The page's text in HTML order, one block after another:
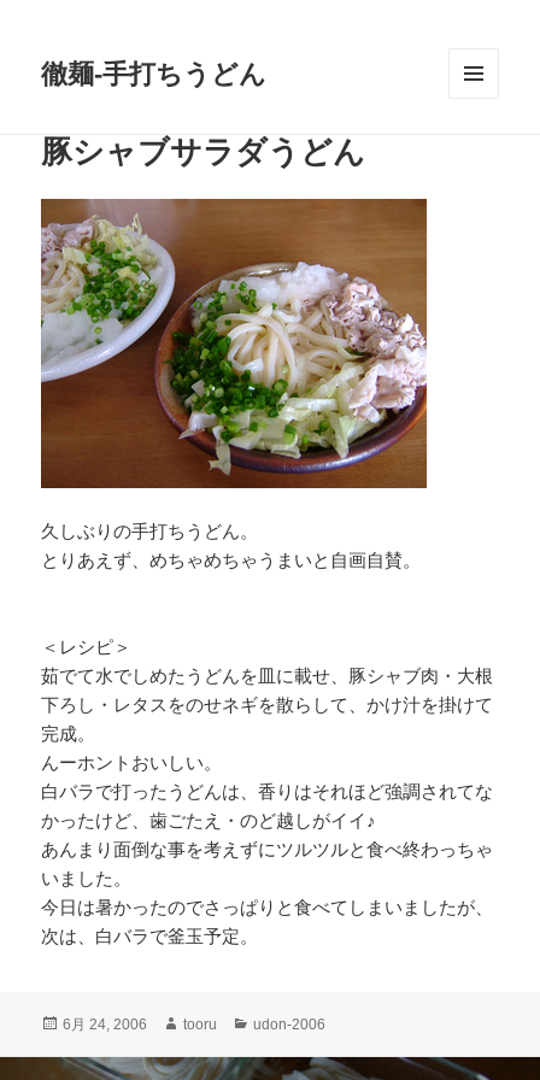
徹麺-手打ちうどん
豚シャブサラダうどん
久しぶりの手打ちうどん。
とりあえず、めちゃめちゃうまいと自画自賛。
＜レシピ＞
茹でて水でしめたうどんを皿に載せ、豚シャブ肉・大根
下ろし・レタスをのせネギを散らして、かけ汁を掛けて
完成。
んーホントおいしい。
白バラで打ったうどんは、香りはそれほど強調されてな
かったけど、歯ごたえ・のど越しがイイ♪
あんまり面倒な事を考えずにツルツルと食べ終わっちゃ
いました。
今日は暑かったのでさっぱりと食べてしまいましたが、
次は、白バラで釜玉予定。
投
日:
6月 24, 2006
作
者
tooru
カ
ゴ
udon-2006